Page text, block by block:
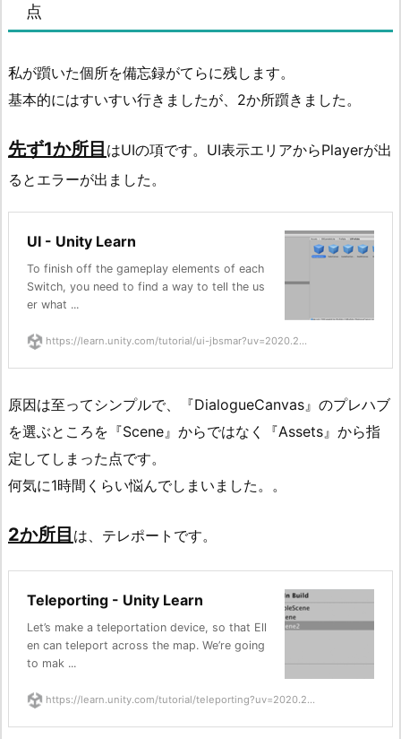
点
私が躓いた個所を備忘録がてらに残します。
基本的にはすいすい行きましたが、2か所躓きました。
先ず1か所目 はUIの項です。UI表示エリアからPlayerが出
るとエラーが出ました。
UI - Unity Learn
To finish off the gameplay elements of each
Switch, you need to find a way to tell the us
er what ...
https://learn.unity.com/tutorial/ui-jbsmar?uv=2020.2...
原因は至ってシンプルで、『DialogueCanvas』のプレハブ
を選ぶところを『Scene』からではなく『Assets』から指
定してしまった点です。
何気に1時間くらい悩んでしまいました。。
2か所目 は、テレポートです。
Teleporting - Unity Learn
Let’s make a teleportation device, so that Ell
en can teleport across the map. We’re going
to mak ...
https://learn.unity.com/tutorial/teleporting?uv=2020.2...